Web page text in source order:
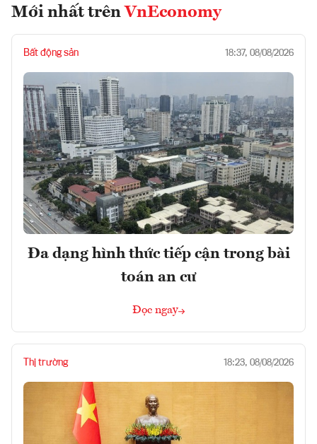
Mới nhất trên VnEconomy
Bất động sản 18:37, 08/08/2026
Đa dạng hình thức tiếp cận trong bài
toán an cư
Đọc ngay
Thị trường 18:23, 08/08/2026